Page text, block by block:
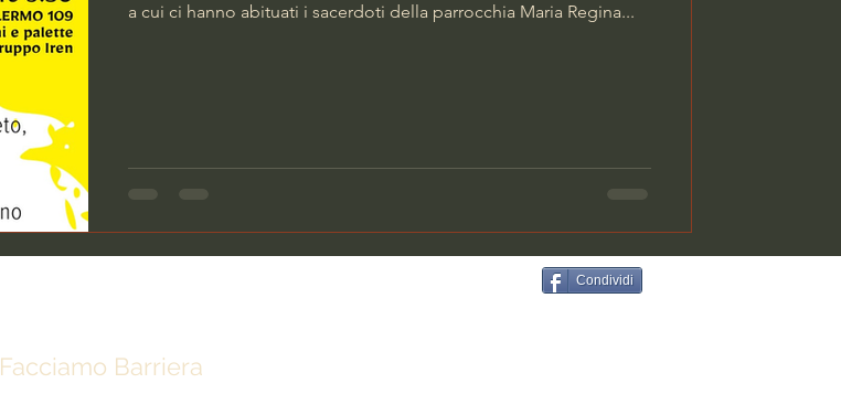
a cui ci hanno abituati i sacerdoti della parrocchia Maria Regina...
Condividi
Facciamo Barriera